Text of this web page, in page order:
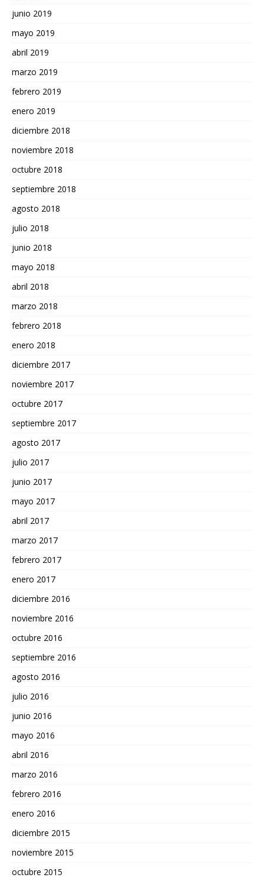
junio 2019
mayo 2019
abril 2019
marzo 2019
febrero 2019
enero 2019
diciembre 2018
noviembre 2018
octubre 2018
septiembre 2018
agosto 2018
julio 2018
junio 2018
mayo 2018
abril 2018
marzo 2018
febrero 2018
enero 2018
diciembre 2017
noviembre 2017
octubre 2017
septiembre 2017
agosto 2017
julio 2017
junio 2017
mayo 2017
abril 2017
marzo 2017
febrero 2017
enero 2017
diciembre 2016
noviembre 2016
octubre 2016
septiembre 2016
agosto 2016
julio 2016
junio 2016
mayo 2016
abril 2016
marzo 2016
febrero 2016
enero 2016
diciembre 2015
noviembre 2015
octubre 2015